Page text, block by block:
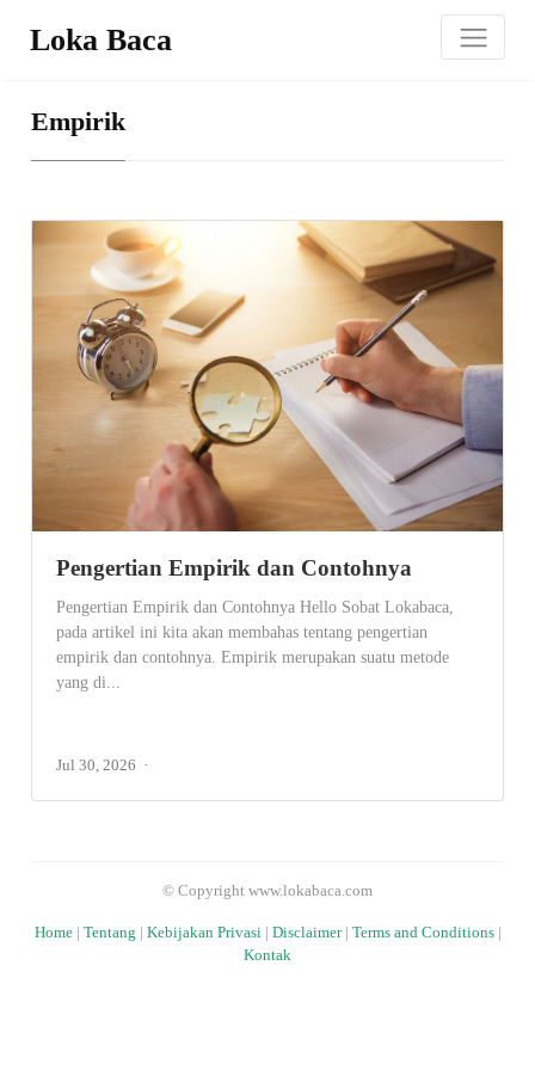
Loka Baca
Empirik
Pengertian Empirik dan Contohnya
Pengertian Empirik dan Contohnya Hello Sobat Lokabaca,
pada artikel ini kita akan membahas tentang pengertian
empirik dan contohnya. Empirik merupakan suatu metode
yang di...
Jul 30, 2026
© Copyright www.lokabaca.com
Home| Tentang Kebijakan Privasi| Disclaimer| Terms and Conditions|
Kontak